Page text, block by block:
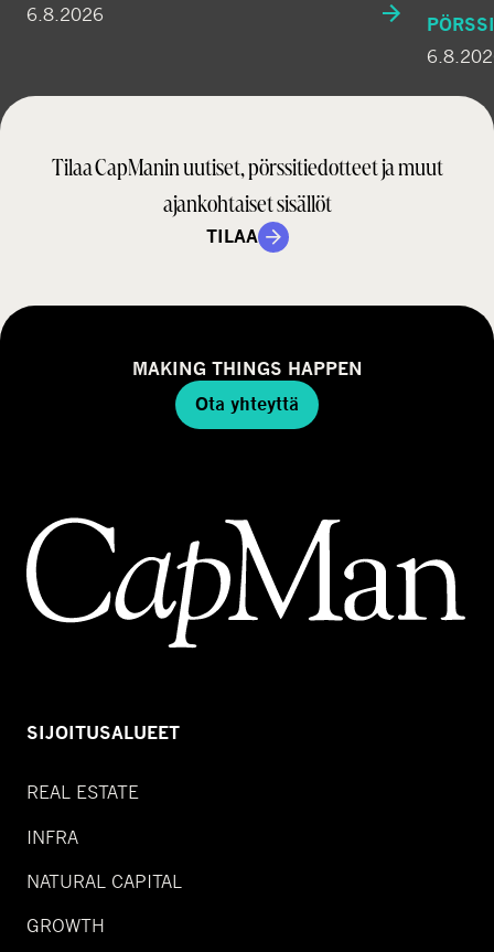
6.8.2026
Tilaa CapManin uutiset, pörssitiedotteet ja muut
ajankohtaiset sisällöt
TILAA
MAKING THINGS HAPPEN
Ota yhteyttä
SIJOITUSALUEET
REAL ESTATE
INFRA
NATURAL CAPITAL
GROWTH